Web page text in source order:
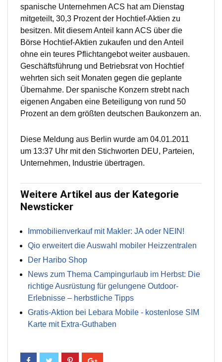
spanische Unternehmen ACS hat am Dienstag
mitgeteilt, 30,3 Prozent der Hochtief-Aktien zu
besitzen. Mit diesem Anteil kann ACS über die
Börse Hochtief-Aktien zukaufen und den Anteil
ohne ein teures Pflichtangebot weiter ausbauen.
Geschäftsführung und Betriebsrat von Hochtief
wehrten sich seit Monaten gegen die geplante
Übernahme. Der spanische Konzern strebt nach
eigenen Angaben eine Beteiligung von rund 50
Prozent an dem größten deutschen Baukonzern an.
Diese Meldung aus Berlin wurde am 04.01.2011
um 13:37 Uhr mit den Stichworten DEU, Parteien,
Unternehmen, Industrie übertragen.
Weitere Artikel aus der Kategorie
Newsticker
Immobilienverkauf mit Makler: JA oder NEIN!
Qio erweitert die Auswahl mobiler Heizzentralen
Der Haribo Shop
News zum Thema Campingurlaub im Herbst: Die
richtige Ausrüstung für gelungene Outdoor-
Erlebnisse – herbstliche Tipps
Gratis-Aktion bei Lebara Mobile - kostenlose SIM
Karte mit Extra-Guthaben